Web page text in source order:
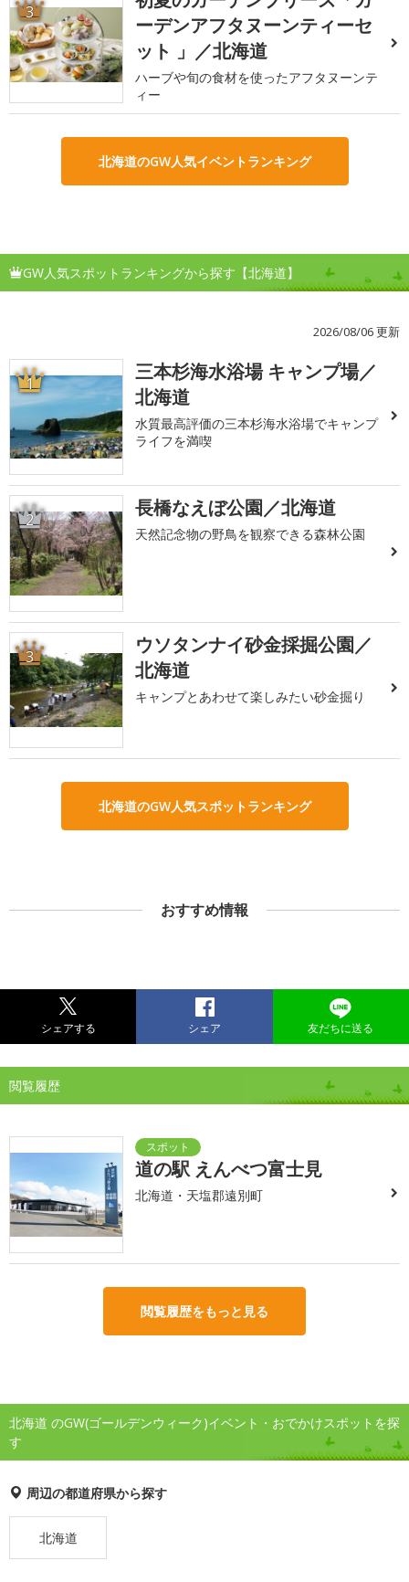
3
ーデンアフタヌーンティーセ
ット 」／北海道
ハーブや旬の食材を使ったアフタヌーンテ
ィー
北海道のGW人気イベントランキング
GW人気スポットランキングから探す【北海道】
2026/08/06 更新
1
三本杉海水浴場 キャンプ場／
北海道
水質最高評価の三本杉海水浴場でキャンプ
ライフを満喫
2 長橋なえぼ公園／北海道
天然記念物の野鳥を観察できる森林公園
3
ウソタンナイ砂金採掘公園／
北海道
キャンプとあわせて楽しみたい砂金掘り
北海道のGW人気スポットランキング
おすすめ情報
シェアする シェア 友だちに送る
閲覧履歴
道の駅 えんべつ富士見
北海道・天塩郡遠別町
閲覧履歴をもっと見る
北海道 のGW(ゴールデンウィーク)イベント・おでかけスポットを探
す
周辺の都道府県から探す
北海道